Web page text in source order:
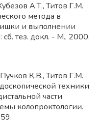
А.Т., Титов Г.М.
метода в
и выполнении
тез. докл. - М., 2000.
К.В., Титов Г.М.
техники
части
колопроктологии.